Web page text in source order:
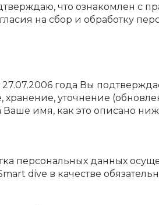
что ознакомлен с
на сбор и обработку
года Вы
уточнение
имя, как это описано
персональных данных
dive в качестве